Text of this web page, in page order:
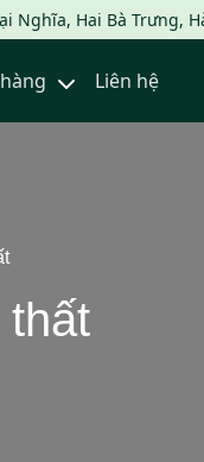
Nghĩa, Hai Bà Trưng,
Liên hệ